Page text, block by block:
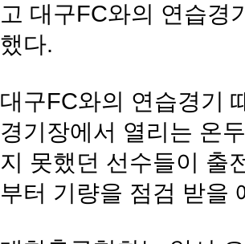
고 대구FC와의 연습경
했다.
대구FC와의 연습경기
경기장에서 열리는 온
지 못했던 선수들이 출
부터 기량을 점검 받을